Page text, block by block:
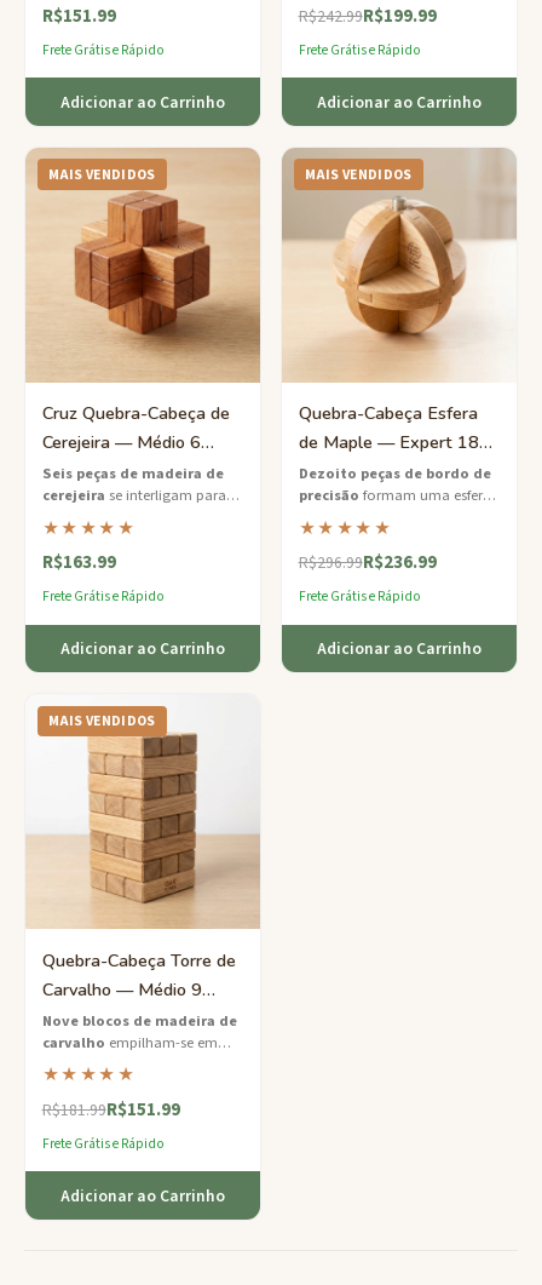
com peças de madeira dura
R$151.99
Frete Grátis e Rápido
Adicionar ao Carrinho
precisão — um desafio
sérios de quebra-cabeças.
R$242.99R$199.99
Frete Grátis e Rápido
Adicionar ao Carrinho
MAIS VENDIDOS
Cruz Quebra-Cabeça de
Cerejeira — Médio 6
Peças Burr Brain Teaser
Seis peças de madeira de
cerejeira se interligam para
formar uma deslumbrante
cruz 3D — um quebra-cabeça
burr de dificuldade média com
★★★★★
R$163.99
Frete Grátis e Rápido
Adicionar ao Carrinho
MAIS VENDIDOS
Quebra-Cabeça Esfera
de Maple — Expert 18
Peças Globo Desafio
Mental
Dezoito peças de bordo de
precisão formam uma esfera
perfeita — um quebra-cabeça
de madeira de nível expert
para as mentes mais ousadas.
★★★★★
R$296.99R$236.99
Frete Grátis e Rápido
Adicionar ao Carrinho
MAIS VENDIDOS
Quebra-Cabeça Torre de
Carvalho — Médio 9
Peças Empilhável
Desafio Mental
Nove blocos de madeira de
carvalho empilham-se em
uma torre autônoma — um
quebra-cabeça de dificuldade
média com apelo atemporal.
★★★★★
R$181.99R$151.99
Frete Grátis e Rápido
Adicionar ao Carrinho